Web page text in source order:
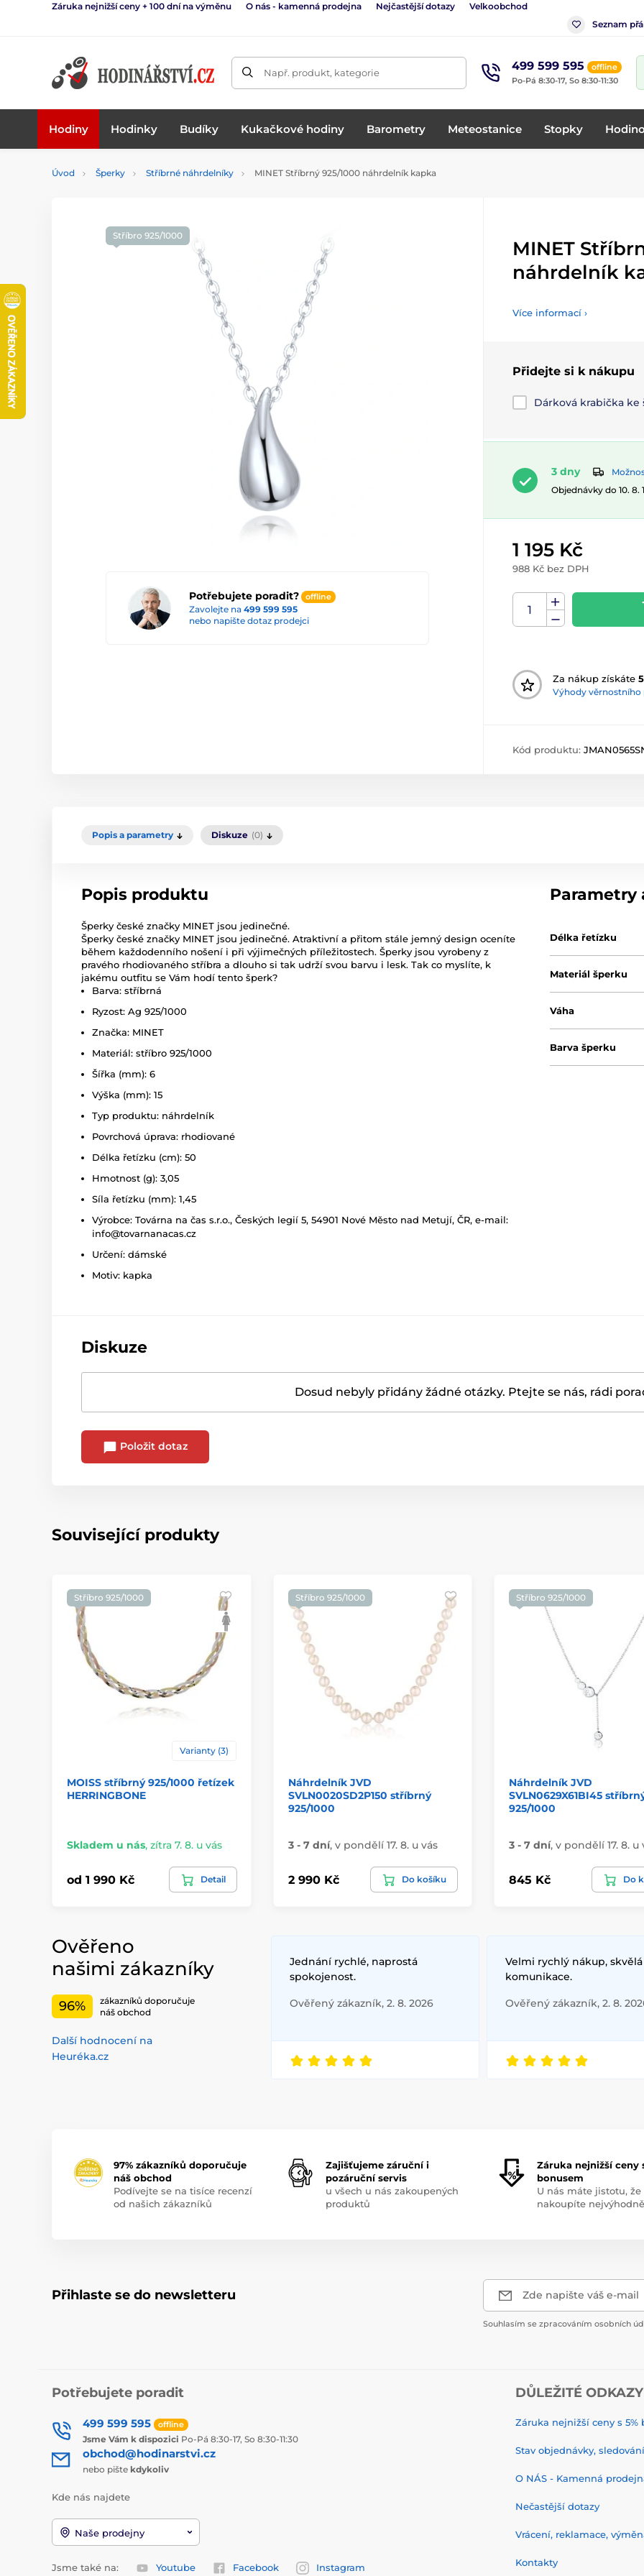
Záruka nejnižší ceny + 100 dní na výměnu O nás - kamenná prodejna Nejčastější dotazy Velkoobchod
Seznam
Např. produkt, kategorie 499 599 595
offline
Po-Pá 8:30-17, So 8:30-11:30
Hodiny Hodinky Budíky Kukačkové hodiny Barometry Meteostanice Stopky
Úvod Šperky Stříbrné náhrdelníky MINET Stříbrný 925/1000 náhrdelník kapka
Potřebujete poradit? offline
Zavolejte na 499 599 595
nebo napište dotaz prodejci
Stříbro 925/1000
MINET
náhrdelník
Více informací ›
Přidejte si k nákupu
Dárková krabička ke
3 dny
Objednávky do 10. 8.
1 195 Kč
988 Kč bez DPH
Za nákup získáte
Výhody věrnostního
Kód produktu:
Popis a parametry Diskuze (0)
Popis produktu
Šperky české značky MINET jsou jedinečné.
Šperky české značky MINET jsou jedinečné. Atraktivní a přitom stále jemný design oceníte
během každodenního nošení i při výjimečných příležitostech. Šperky jsou vyrobeny z
pravého rhodiovaného stříbra a dlouho si tak udrží svou barvu i lesk. Tak co myslíte, k
jakému outfitu se Vám hodí tento šperk?
Barva: stříbrná
Ryzost: Ag 925/1000
Značka: MINET
Materiál: stříbro 925/1000
Šířka (mm): 6
Výška (mm): 15
Typ produktu: náhrdelník
Povrchová úprava: rhodiované
Délka řetízku (cm): 50
Hmotnost (g): 3,05
Síla řetízku (mm): 1,45
Výrobce: Továrna na čas s.r.o., Českých legií 5, 54901 Nové Město nad Metují, ČR, e-mail:
info@tovarnanacas.cz
Určení: dámské
Motiv: kapka
Parametry
Délka řetízku
Materiál šperku
Váha
Barva šperku
Diskuze
Dosud nebyly přidány žádné otázky. Ptejte se nás, rádi
Položit dotaz
Související produkty
Stříbro 925/1000
Varianty (3)
MOISS stříbrný 925/1000 řetízek
HERRINGBONE
Skladem u nás, zítra 7. 8. u vás
od 1 990 Kč Detail
Stříbro 925/1000
Náhrdelník JVD
SVLN0020SD2P150 stříbrný
925/1000
3 - 7 dní, v pondělí 17. 8. u vás
2 990 Kč Do košíku
Stříbro 925/1000
Náhrdelník JVD
SVLN0629X61BI45
925/1000
3 - 7 dní, v pondělí 17. 8. u
845 Kč Do
Ověřeno
našimi zákazníky
96%
zákazníků doporučuje
náš obchod
Další hodnocení na
Heuréka.cz
Jednání rychlé, naprostá
spokojenost.
Ověřený zákazník, 2. 8. 2026
Velmi rychlý nákup, skvělá
komunikace.
Ověřený zákazník, 2. 8.
97% zákazníků doporučuje
náš obchod
Podívejte se na tisíce recenzí
od našich zákazníků
Zajišťujeme záruční i
pozáruční servis
u všech u nás zakoupených
produktů
Záruka nejnižší ceny
bonusem
U nás máte jistotu, že
nakoupíte
Přihlaste se do newsletteru Zde napište váš e-mail
Souhlasím se zpracováním osobních
Potřebujete poradit
499 599 595 offline
Jsme Vám k dispozici Po-Pá 8:30-17, So 8:30-11:30
obchod@hodinarstvi.cz
nebo pište kdykoliv
Kde nás najdete
Naše prodejny
Jsme také na: Youtube Facebook Instagram
DŮLEŽITÉ ODKAZY
Záruka nejnižší ceny s 5%
Stav objednávky,
O NÁS - Kamenná
Nečastější dotazy
Vrácení, reklamace,
Kontakty